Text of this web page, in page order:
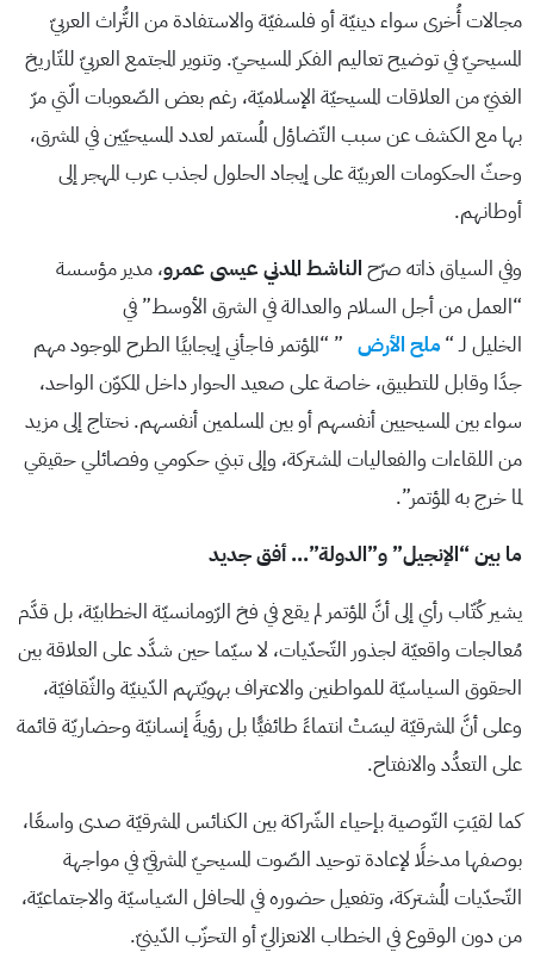
مجالات أُخرى سواء دينيّة أو فلسفيّة والاستفادة من التُّراث العربيّ
المسيحيّ في توضيح تعاليم الفكر المسيحيّ. وتنوير المجتمع العربيّ للتّاريخ
الغنيّ من العلاقات المسيحيّة الإسلاميّة، رغم بعض الصّعوبات الّتي مرّ
بها مع الكشف عن سبب التّضاؤل المُستمر لعدد المسيحيّين في المشرق،
وحثّ الحكومات العربيّة على إيجاد الحلول لجذب عرب المهجر إلى
أوطانهم.
وفي السياق ذاته صرّح الناشط المدني عيسى عمرو، مدير مؤسسة
“العمل من أجل السلام والعدالة في الشرق الأوسط” في
الخليل لـ “ملح الأرض ” “المؤتمر فاجأني إيجابيًا الطرح الموجود مهم
جدًا وقابل للتطبيق، خاصة على صعيد الحوار داخل المكوّن الواحد،
سواء بين المسيحيين أنفسهم أو بين المسلمين أنفسهم. نحتاج إلى مزيد
من اللقاءات والفعاليات المشتركة، وإلى تبني حكومي وفصائلي حقيقي
لما خرج به المؤتمر”.
ما بين “الإنجيل” و”الدولة”… أفق جديد
يشير كُتّاب رأي إلى أنَّ المؤتمر لم يقع في فخ الرّومانسيّة الخطابيّة، بل قدَّم
مُعالجات واقعيّة لجذور التّحدّيات، لا سيّما حين شدَّد على العلاقة بين
الحقوق السياسيّة للمواطنين والاعتراف بهويّتهم الدّينيّة والثّقافيّة،
وعلى أنَّ المشرقيّة ليسَتْ انتماءً طائفيًّا بل رؤيةً إنسانيّة وحضاريّة قائمة
على التعدُّد والانفتاح.
كما لقيَتِ التّوصية بإحياء الشّراكة بين الكنائس المشرقيّة صدى واسعًا،
بوصفها مدخلًا لإعادة توحيد الصّوت المسيحيّ المشرقيّ في مواجهة
التّحدّيات المُشتركة، وتفعيل حضوره في المحافل السّياسيّة والاجتماعيّة،
من دون الوقوع في الخطاب الانعزاليّ أو التحزّب الدّينيّ.